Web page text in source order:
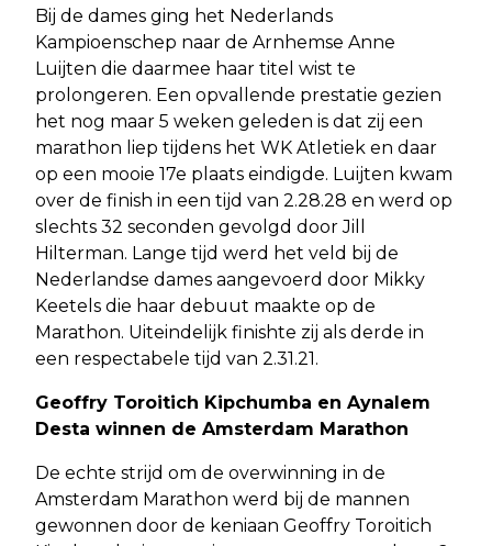
Bij de dames ging het Nederlands
Kampioenschep naar de Arnhemse Anne
Luijten die daarmee haar titel wist te
prolongeren. Een opvallende prestatie gezien
het nog maar 5 weken geleden is dat zij een
marathon liep tijdens het WK Atletiek en daar
op een mooie 17e plaats eindigde. Luijten kwam
over de finish in een tijd van 2.28.28 en werd op
slechts 32 seconden gevolgd door Jill
Hilterman. Lange tijd werd het veld bij de
Nederlandse dames aangevoerd door Mikky
Keetels die haar debuut maakte op de
Marathon. Uiteindelijk finishte zij als derde in
een respectabele tijd van 2.31.21.
Geoffry Toroitich Kipchumba en Aynalem
Desta winnen de Amsterdam Marathon
De echte strijd om de overwinning in de
Amsterdam Marathon werd bij de mannen
gewonnen door de keniaan Geoffry Toroitich